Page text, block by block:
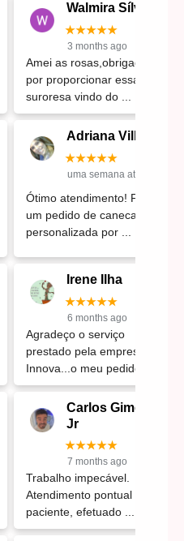
Walmira Sílvia
★★★★★
3 months ago
Amei as rosas,obrigada
por proporcionar essa
suroresa vindo do
Adriana Villares
★★★★★
uma semana atrás
Ótimo atendimento! Fiz
um pedido de caneca
personalizada por
Irene Ilha
★★★★★
6 months ago
Agradeço o serviço
prestado pela empresa
Innova...o meu pedido
Carlos Gimenez
Jr
★★★★★
7 months ago
Trabalho impecável.
Atendimento pontual e
paciente, efetuado